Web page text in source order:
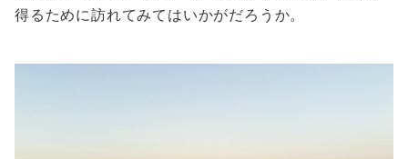
得るために訪れてみてはいかがだろうか。